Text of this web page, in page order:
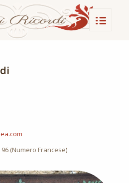
(Numero Francese)